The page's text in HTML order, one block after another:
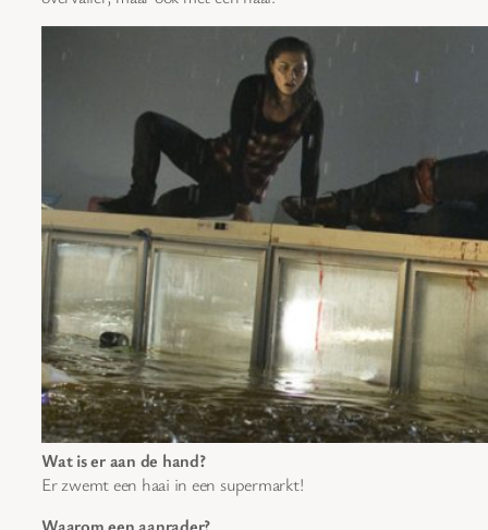
Wat is er aan de hand?
Er zwemt een haai in een supermarkt!